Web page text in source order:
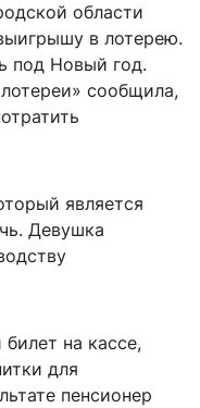
области
в лотерею.
под Новый год.
сообщила,
является
Девушка
на кассе,
для
пенсионер